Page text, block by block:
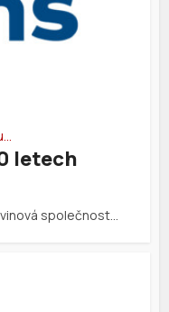
letech
společnost…